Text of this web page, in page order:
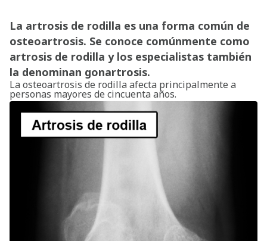
La artrosis de rodilla es una forma común de
osteoartrosis. Se conoce comúnmente como
artrosis de rodilla y los especialistas también
la denominan gonartrosis.
La osteoartrosis de rodilla afecta principalmente a
personas mayores de cincuenta años.